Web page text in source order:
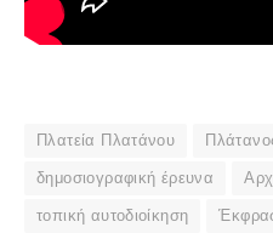
Πλατεία Πλατάνου
δημοσιογραφική έρευνα
τοπική αυτοδιοίκηση